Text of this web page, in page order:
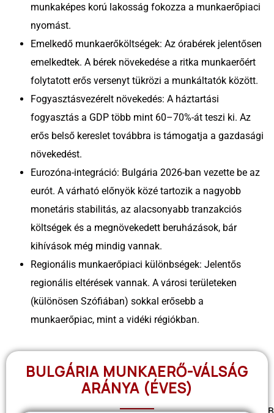
munkaképes korú lakosság fokozza a munkaerőpiaci
nyomást.
Emelkedő munkaerőköltségek: Az órabérek jelentősen
emelkedtek. A bérek növekedése a ritka munkaerőért
folytatott erős versenyt tükrözi a munkáltatók között.
Fogyasztásvezérelt növekedés: A háztartási
fogyasztás a GDP több mint 60–70%-át teszi ki. Az
erős belső kereslet továbbra is támogatja a gazdasági
növekedést.
Eurozóna-integráció: Bulgária 2026-ban vezette be az
eurót. A várható előnyök közé tartozik a nagyobb
monetáris stabilitás, az alacsonyabb tranzakciós
költségek és a megnövekedett beruházások, bár
kihívások még mindig vannak.
Regionális munkaerőpiaci különbségek: Jelentős
regionális eltérések vannak. A városi területeken
(különösen Szófiában) sokkal erősebb a
munkaerőpiac, mint a vidéki régiókban.
BULGÁRIA MUNKAERŐ-VÁLSÁG
ARÁNYA (ÉVES)